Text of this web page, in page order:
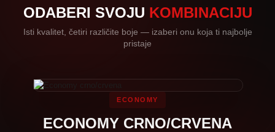
ODABERI SVOJU KOMBINACIJU
Isti kvalitet, četiri različite boje — izaberi onu koja ti najbolje
pristaje
ECONOMY
ECONOMY CRNO/CRVENA